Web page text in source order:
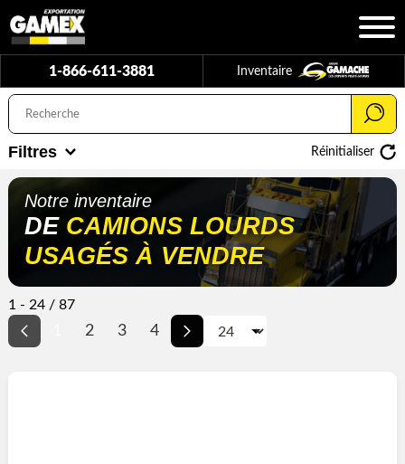
1-866-611-3881 Inventaire
Filtres Réinitialiser
Notre inventaire
DE CAMIONS LOURDS
USAGÉS À VENDRE
1 - 24 / 87
2 3 4